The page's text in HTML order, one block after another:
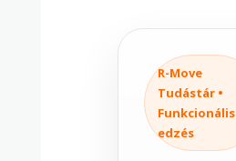
R-Move
Tudástár •
Funkcionális
edzés